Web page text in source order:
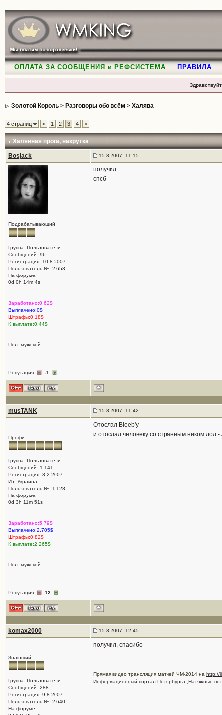
ОПЛАТА ЗА СООБЩЕНИЯ и РЕФСИСТЕМА ПРАВИЛА
Золотой Король> Разговоры обо всём > Халява
4 страниц < 1 2 3 4 >
Халявная прога, накрутка
Bosjack 15.8.2007, 11:15
Подрабатывающий
Группа: Пользователи
Сообщений: 96
Регистрация: 10.8.2007
Пользователь №: 2 653
На форуме:
0d 0h 14m 4s
Заработано:0.62$
Выплачено:0$
Штрафы:0.18$
К выплате:0.44$
Пол: мужской
Репутация: -1
получил
спсб
musTANK 15.8.2007, 11:42
Профи
Группа: Пользователи
Сообщений: 1 141
Регистрация: 3.2.2007
Из: Украина
Пользователь №: 1 128
На форуме:
0d 3h 11m 51s
Заработано:5.79$
Выплачено:2.705$
Штрафы:0.82$
К выплате:2.265$
Пол: мужской
Репутация: 12
Отослал Bleeb'у
и отослал человеку со странным ником лол -
komax2000 15.8.2007, 12:45
Знающий
Группа: Пользователи
Сообщений: 288
Регистрация: 9.8.2007
Пользователь №: 2 640
На форуме:
получил, спасибо
--------------------
Прямая видео трансляция матчей ЧМ-2014 на http://
Информационный портал Петербурга
Натяжные